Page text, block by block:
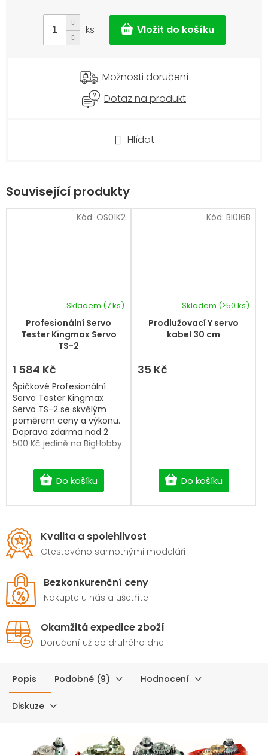
Hlídat
cena:
ks
Možnosti doručení
Dotaz na produkt
Související produkty
Profesionální Servo
Tester Kingmax Servo
TS-2
hodnocení
produktu
z
hvězdiček.
Skladem (7 ks)
1 584 Kč
Do košíku
Špičkové Profesionální
Servo Tester Kingmax
Servo TS-2 se skvělým
poměrem ceny a výkonu.
Doprava zdarma nad 2
500 Kč jedině na BigHobby.
Kód: OS01K2
Prodlužovací Y servo
kabel 30 cm
Skladem (>50 ks)
35 Kč
Do košíku
Kód: BI016B
Kvalita a spolehlivost
Otestováno samotnými modeláři
Bezkonkurenční ceny
Nakupte u nás a ušetříte
Okamžitá expedice zboží
Doručení už do druhého dne
Popis Podobné (9) Hodnocení
Diskuze